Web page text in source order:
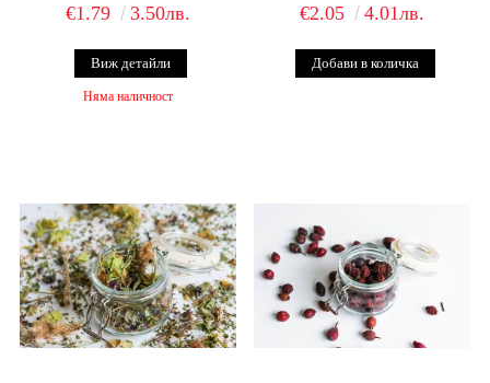
€1.79 3.50лв.
Виж детайли
Няма наличност
€2.05 4.01лв.